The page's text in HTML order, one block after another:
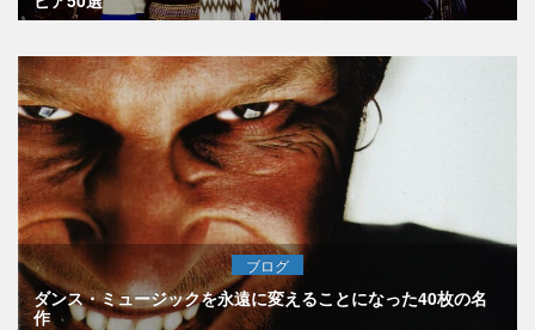
ブログ
ダンス・ミュージックを永遠に変えることになった40枚の名
作